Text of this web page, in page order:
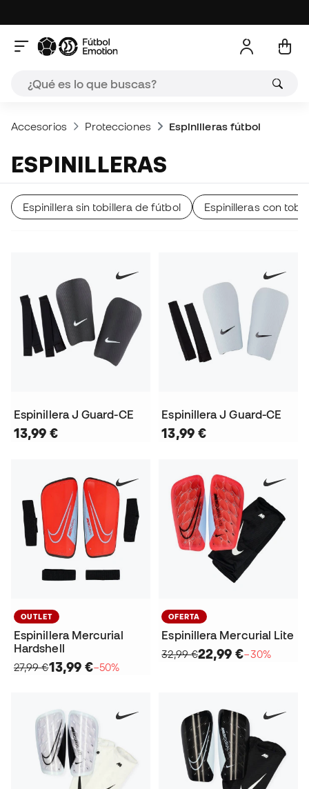
Accesorios Protecciones Espinilleras fútbol
ESPINILLERAS
Espinillera sin tobillera de fútbol Espinilleras con
Espinillera J Guard-CE
13,99 €
Espinillera J Guard-CE
13,99 €
OUTLET
Espinillera Mercurial
Hardshell
27,99 €13,99 €−50%
OFERTA
Espinillera Mercurial Lite
32,99 €22,99 €−30%